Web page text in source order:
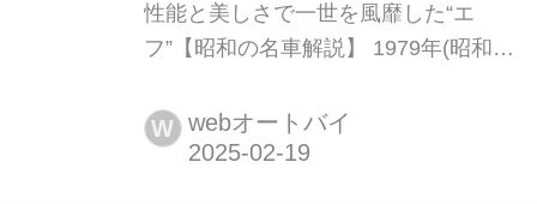
性能と美しさで一世を風靡した“エ
フ”【昭和の名車解説】 1979年(昭和54
なったホンダ「CB750F」。現在も絶
版車として人気のこのモデルを詳しく
W webオートバイ